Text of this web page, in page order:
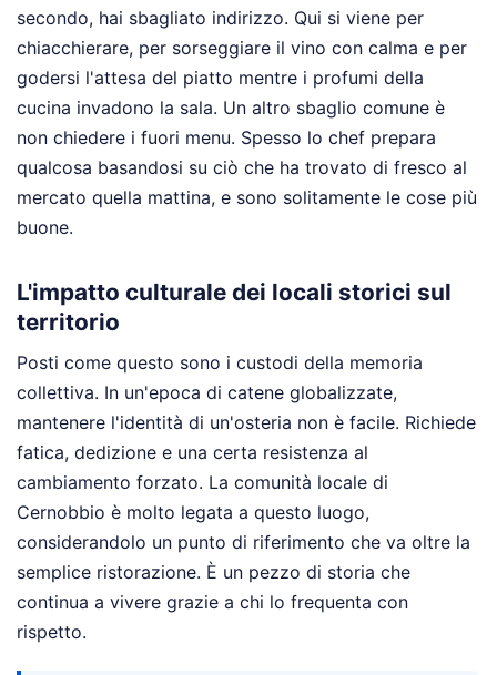
secondo, hai sbagliato indirizzo. Qui si viene per
chiacchierare, per sorseggiare il vino con calma e per
godersi l'attesa del piatto mentre i profumi della
cucina invadono la sala. Un altro sbaglio comune è
non chiedere i fuori menu. Spesso lo chef prepara
qualcosa basandosi su ciò che ha trovato di fresco al
mercato quella mattina, e sono solitamente le cose più
buone.
L'impatto culturale dei locali storici sul
territorio
Posti come questo sono i custodi della memoria
collettiva. In un'epoca di catene globalizzate,
mantenere l'identità di un'osteria non è facile. Richiede
fatica, dedizione e una certa resistenza al
cambiamento forzato. La comunità locale di
Cernobbio è molto legata a questo luogo,
considerandolo un punto di riferimento che va oltre la
semplice ristorazione. È un pezzo di storia che
continua a vivere grazie a chi lo frequenta con
rispetto.